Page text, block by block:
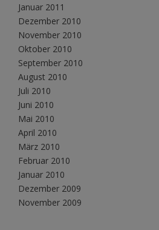
Januar 2011
Dezember 2010
November 2010
Oktober 2010
September 2010
August 2010
Juli 2010
Juni 2010
Mai 2010
April 2010
März 2010
Februar 2010
Januar 2010
Dezember 2009
November 2009